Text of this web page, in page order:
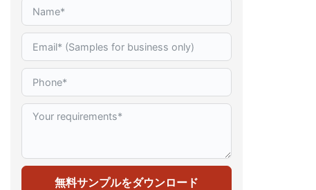
無料サンプルをダウンロード